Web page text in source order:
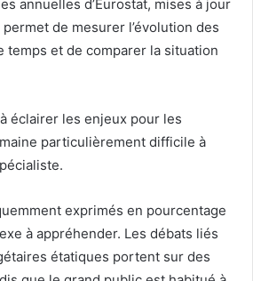
annuelles d’Eurostat, mises à jour
de mesurer l’évolution des
temps et de comparer la situation
éclairer les enjeux pour les
particulièrement difficile à
exprimés en pourcentage
à appréhender. Les débats liés
étatiques portent sur des